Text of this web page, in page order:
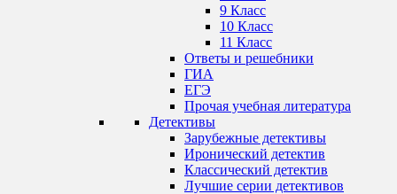
9 Класс
10 Класс
11 Класс
Ответы и решебники
ГИА
ЕГЭ
Прочая учебная литература
Детективы
Зарубежные детективы
Иронический детектив
Классический детектив
Лучшие серии детективов